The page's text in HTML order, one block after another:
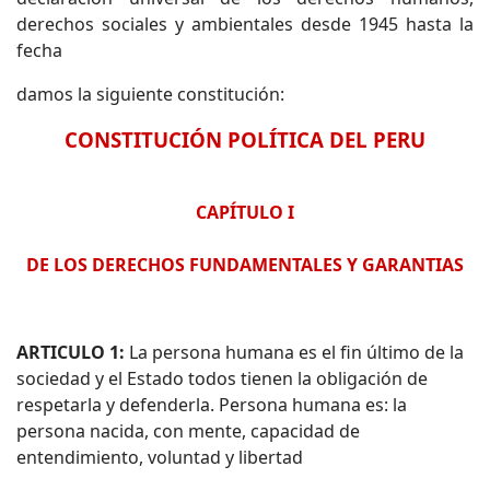
derechos sociales y ambientales desde 1945 hasta la
fecha
damos la siguiente constitución:
CONSTITUCIÓN POLÍTICA DEL PERU
CAPÍTULO I
DE LOS DERECHOS FUNDAMENTALES Y GARANTIAS
ARTICULO 1: La persona humana es el fin último de la
sociedad y el Estado todos tienen la obligación de
respetarla y defenderla. Persona humana es: la
persona nacida, con mente, capacidad de
entendimiento, voluntad y libertad